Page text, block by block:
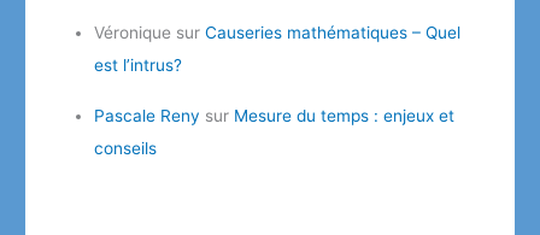
Véronique surCauseries mathématiques – Quel
est l’intrus?
Pascale Reny sur Mesure du temps : enjeux et
conseils